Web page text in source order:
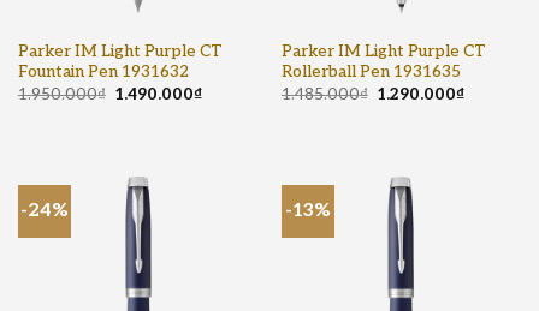
Parker IM Light Purple CT
Fountain Pen 1931632
1.950.000₫ 1.490.000₫
Parker IM Light Purple CT
Rollerball Pen 1931635
1.485.000₫ 1.290.000₫
-24% -13%